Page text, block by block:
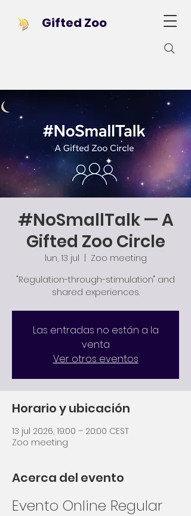
Gifted Zoo
#NoSmallTalk — A
Gifted Zoo Circle
lun, 13 jul
Zoo meeting
"Regulation-through-stimulation" and
shared experiences.
Las entradas no están a la
venta
Ver otros eventos
Horario y ubicación
13 jul 2026, 19:00 – 20:00 CEST
Zoo meeting
Acerca del evento
Evento Online Regular